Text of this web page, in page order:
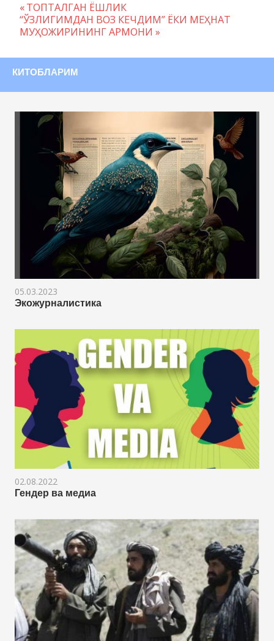
Навигация
по
записям
Предыдущая
запись:
ТОПТАЛГАН ЁШЛИК
Следующая
запись:
“ЎЗЛИГИМДАН ВОЗ КЕЧДИМ” ЁКИ МЕҲНАТ
МУҲОЖИРИНИНГ АРМОНИ
КИТОБЛАРИМ
05.03.2023
Экожурналистика
02.08.2022
Гендер ва медиа